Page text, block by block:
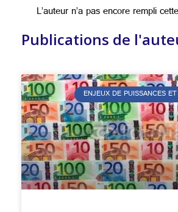
L’auteur n’a pas encore rempli
Publications de
ENJEUX DE PUISSANCES